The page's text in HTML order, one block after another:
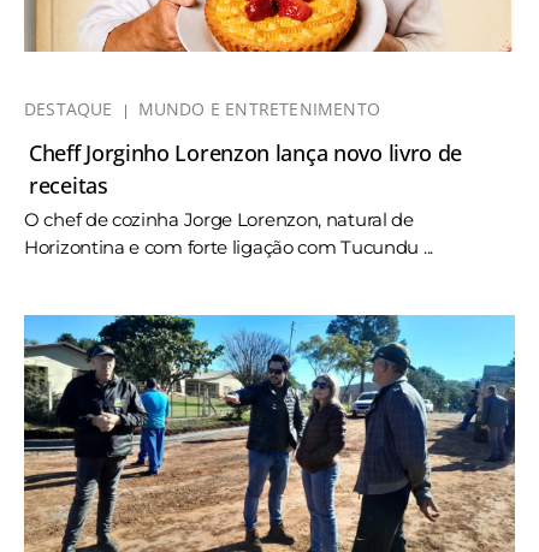
DESTAQUE MUNDO E ENTRETENIMENTO
Cheff Jorginho Lorenzon lança novo livro de
receitas
O chef de cozinha Jorge Lorenzon, natural de
Horizontina e com forte ligação com Tucundu ...